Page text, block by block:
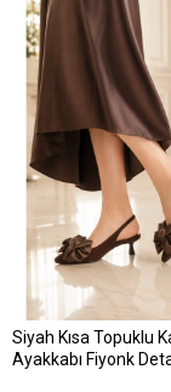
Siyah Kısa Topuklu
Ayakkabı Fiyonk